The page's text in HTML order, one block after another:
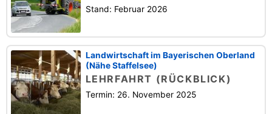
Stand: Februar 2026
Landwirtschaft im Bayerischen Oberland
(Nähe Staffelsee)
LEHRFAHRT (RÜCKBLICK)
Termin: 26. November 2025